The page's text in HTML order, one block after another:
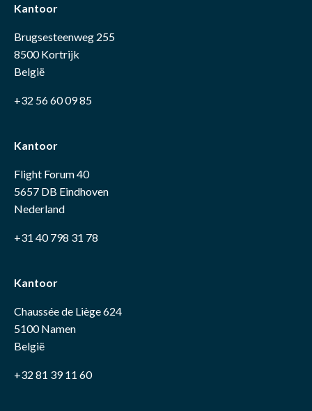
Kantoor
Brugsesteenweg 255
8500 Kortrijk
België
+32 56 60 09 85
Kantoor
Flight Forum 40
5657 DB Eindhoven
Nederland
+31 40 798 31 78
Kantoor
Chaussée de Liège 624
5100 Namen
België
+32 81 39 11 60